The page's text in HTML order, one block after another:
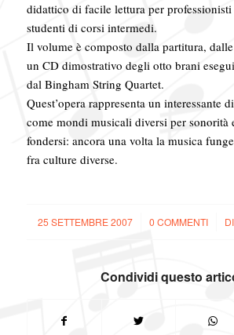
didattico di facile lettura per
studenti di corsi intermedi.
Il volume è composto dalla partitura,
un CD dimostrativo degli otto brani
dal Bingham String Quartet.
Quest’opera rappresenta un interessante
come mondi musicali diversi per sonorità
fondersi: ancora una volta la musica
fra culture diverse.
25 SETTEMBRE 2007
/ 0 COMMENTI
/
Condividi questo